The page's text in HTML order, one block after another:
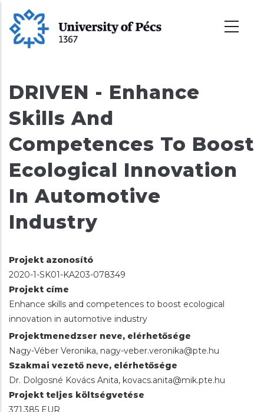
tartalomra
DRIVEN - Enhance
Skills And
Competences To Boost
Ecological Innovation
In Automotive
Industry
Projekt azonosító
2020-1-SK01-KA203-078349
Projekt címe
Enhance skills and competences to boost ecological
innovation in automotive industry
Projektmenedzser neve, elérhetősége
Nagy-Véber Veronika, nagy-veber.veronika@pte.hu
Szakmai vezető neve, elérhetősége
Dr. Dolgosné Kovács Anita, kovacs.anita@mik.pte.hu
Projekt teljes költségvetése
371.385 EUR